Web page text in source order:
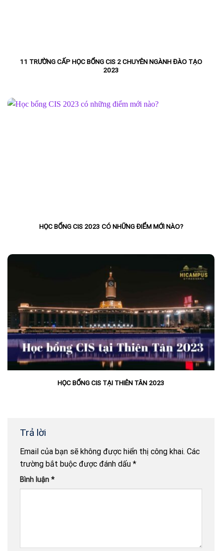
11 TRƯỜNG CẤP HỌC BỔNG CIS 2 CHUYÊN NGÀNH ĐÀO TẠO
2023
HỌC BỔNG CIS 2023 CÓ NHỮNG ĐIỂM MỚI NÀO?
HỌC BỔNG CIS TẠI THIÊN TÂN 2023
Trả lời
Email của bạn sẽ không được hiển thị công khai. Các
trường bắt buộc được đánh dấu *
Bình luận *